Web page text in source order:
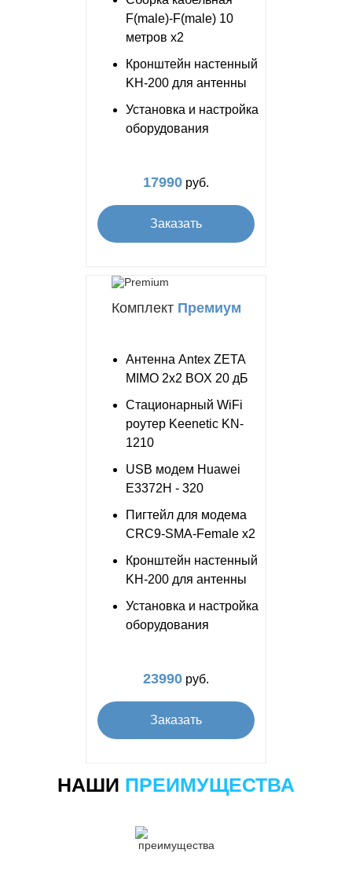
F(male)-F(male) 10
метров x2
Кронштейн настенный
KH-200 для антенны
Установка и настройка
оборудования
17990 руб.
Заказать
Комплект Премиум
Антенна Antex ZETA
MIMO 2x2 BOX 20 дБ
Стационарный WiFi
роутер Keenetic KN-
1210
USB модем Huawei
E3372H - 320
Пигтейл для модема
CRC9-SMA-Female x2
Кронштейн настенный
KH-200 для антенны
Установка и настройка
оборудования
23990 руб.
Заказать
НАШИ ПРЕИМУЩЕСТВА